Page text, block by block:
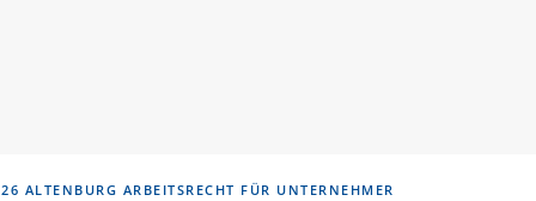
ALTENBURG ARBEITSRECHT FÜR UNTERNEHMER